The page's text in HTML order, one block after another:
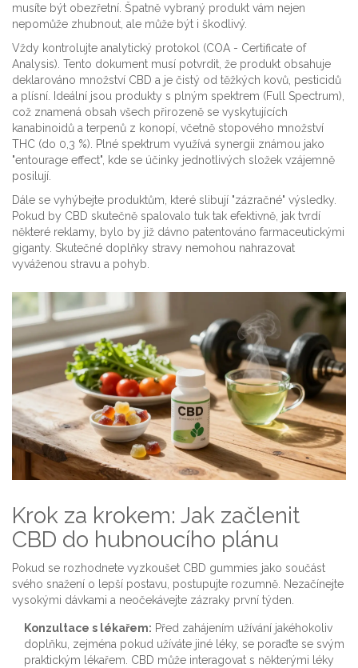
musíte být obezřetní. Špatně vybraný produkt vám nejen
nepomůže zhubnout, ale může být i škodlivý.
Vždy kontrolujte analytický protokol (COA - Certificate of
Analysis). Tento dokument musí potvrdit, že produkt obsahuje
deklarováno množství CBD a je čistý od těžkých kovů, pesticidů
a plísní. Ideální jsou produkty s plným spektrem (Full Spectrum),
což znamená obsah všech přirozeně se vyskytujících
kanabinoidů a terpenů z konopí, včetně stopového množství
THC (do 0,3 %). Plné spektrum využívá synergii známou jako
"entourage effect", kde se účinky jednotlivých složek vzájemně
posilují.
Dále se vyhýbejte produktům, které slibují "zázračné" výsledky.
Pokud by CBD skutečně spalovalo tuk tak efektivně, jak tvrdí
některé reklamy, bylo by již dávno patentováno farmaceutickými
giganty. Skutečné doplňky stravy nemohou nahrazovat
vyváženou stravu a pohyb.
Krok za krokem: Jak začlenit
CBD do hubnoucího plánu
Pokud se rozhodnete vyzkoušet CBD gummies jako součást
svého snažení o lepší postavu, postupujte rozumně. Nezačínejte
vysokými dávkami a neočekávejte zázraky první týden.
Konzultace s lékařem: Před zahájením užívání jakéhokoliv
doplňku, zejména pokud užíváte jiné léky, se poraďte se svým
praktickým lékařem. CBD může interagovat s některými léky